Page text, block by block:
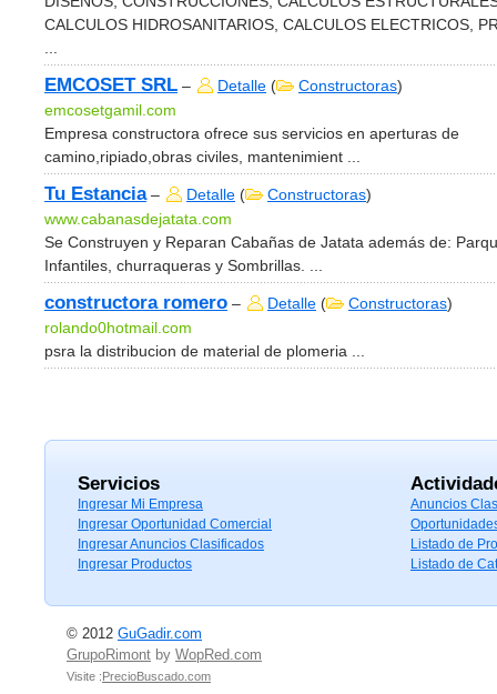
CALCULOS HIDROSANITARIOS, CALCULOS ELECTRICOS,
EMCOSET SRL – Detalle ( Constructoras)
emcosetgamil.com
Empresa constructora ofrece sus servicios en aperturas de
camino,ripiado,obras civiles, mantenimient ...
Tu Estancia– Detalle ( Constructoras)
www.cabanasdejatata.com
Se Construyen y Reparan Cabañas de Jatata además de:
Infantiles, churraqueras y Sombrillas. ...
constructora romero – Detalle ( Constructoras)
rolando0hotmail.com
psra la distribucion de material de plomeria ...
Servicios
Ingresar Mi Empresa
Ingresar Oportunidad Comercial
Ingresar Anuncios Clasificados
Ingresar Productos
Anuncios
Listado de
Listado de
© 2012 GuGadir.com
GrupoRimont by WopRed.com
Visite :PrecioBuscado.com